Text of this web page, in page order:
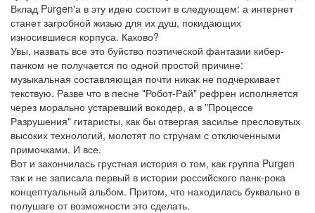
Вклад Purgen'а в эту идею состоит в следующем: а интернет
станет загробной жизью для их душ, покидающих
износившиеся корпуса. Каково?
Увы, назвать все это буйство поэтической фантазии кибер-
панком не получается по одной простой причине:
музыкальная составляющая почти никак не подчеркивает
текствую. Разве что в песне "Робот-Рай" рефрен исполняется
через морально устаревший вокодер, а в "Процессе
Разрушения" гитаристы, как бы отвергая засилье пресловутых
высоких технологий, молотят по струнам с отключенными
примочками. И все.
Вот и закончилась грустная история о том, как группа Purgen
так и не записала первый в истории российского панк-рока
концептуальный альбом. Притом, что находилась буквально в
полушаге от возможности это сделать.